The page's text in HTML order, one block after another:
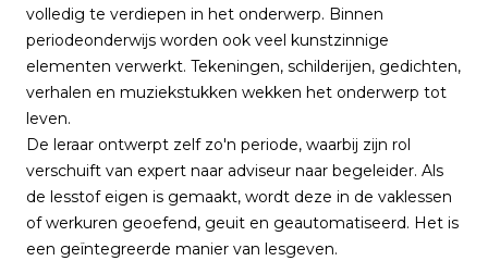
volledig te verdiepen in het onderwerp. Binnen
periodeonderwijs worden ook veel kunstzinnige
elementen verwerkt. Tekeningen, schilderijen, gedichten,
verhalen en muziekstukken wekken het onderwerp tot
leven.
De leraar ontwerpt zelf zo'n periode, waarbij zijn rol
verschuift van expert naar adviseur naar begeleider. Als
de lesstof eigen is gemaakt, wordt deze in de vaklessen
of werkuren geoefend, geuit en geautomatiseerd. Het is
een geïntegreerde manier van lesgeven.